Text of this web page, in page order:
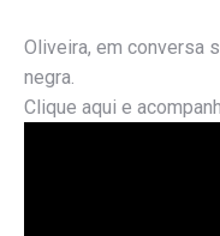
Oliveira, em conversa
negra.
Clique aqui e